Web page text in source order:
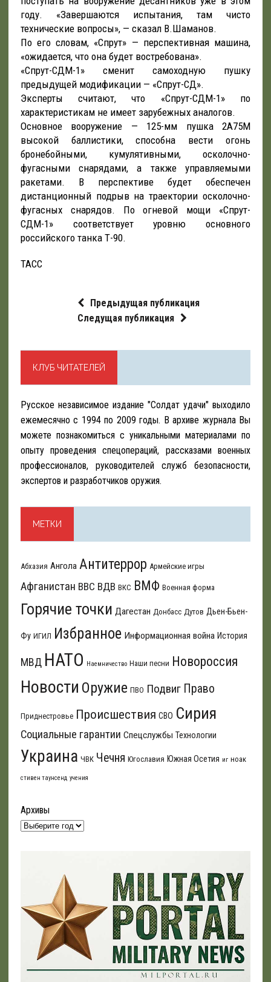
году. «Завершаются испытания, там чисто
технические вопросы», — сказал В.Шаманов.
По его словам, «Спрут» — перспективная машина,
«ожидается, что она будет востребована».
«Спрут-СДМ-1» сменит самоходную пушку
предыдущей модификации — «Спрут-СД».
Эксперты считают, что «Спрут-СДМ-1» по
характеристикам не имеет зарубежных аналогов.
Основное вооружение — 125-мм пушка 2А75М
высокой баллистики, способна вести огонь
бронебойными, кумулятивными, осколочно-
фугасными снарядами, а также управляемыми
ракетами. В перспективе будет обеспечен
дистанционный подрыв на траектории осколочно-
фугасных снарядов. По огневой мощи «Спрут-
СДМ-1» соответствует уровню основного
российского танка Т-90.
ТАСС
Предыдущая публикация
Следущая публикация
КЛУБ ЧИТАТЕЛЕЙ
Русское независимое издание "Солдат удачи" выходило
ежемесячно с 1994 по 2009 годы. В архиве журнала Вы
можете познакомиться с уникальными материалами по
опыту проведения спецопераций, рассказами военных
профессионалов, руководителей служб безопасности,
экспертов и разработчиков оружия.
МЕТКИ
Абхазия Ангола Антитеррор Армейские игры
Афганистан ВВС ВДВ ВКС ВМФ Военная форма
Горячие точки Дагестан Донбасс Дутов Дьен-Бьен-
Фу ИГИЛ Избранное Информационная война История
МВД НАТО Наемничество Наши песни Новороссия
Новости Оружие ПВО Подвиг Право
Приднестровье Происшествия СВО Сирия
Социальные гарантии Спецслужбы Технологии
Украина ЧВК Чечня Югославия Южная Осетия иг ноак
стивен таунсенд учения
Архивы